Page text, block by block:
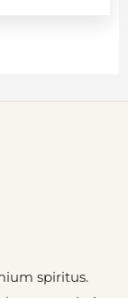
spiritus.